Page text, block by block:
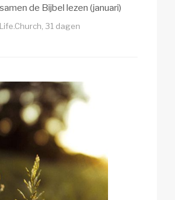
de Bijbel lezen (januari)
Life.Church, 31 dagen